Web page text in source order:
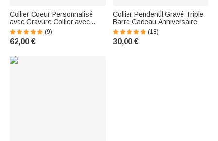
Collier Coeur Personnalisé
avec Gravure Collier avec
Imprimé Patte d'Animal de
Compagnie Cadeau
d'Anniversaire pour Amoureux
(9)
62,00 €
Collier Pendentif Gravé Triple
Barre Cadeau Anniversaire
(18)
30,00 €